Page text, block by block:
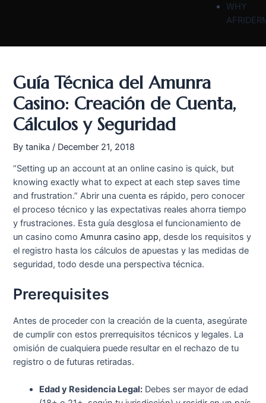
WHY
Guía Técnica del Amunra
Casino: Creación de Cuenta,
Cálculos y Seguridad
Bytanika / December 21, 2018
“Setting up an account at an online casino is quick, but
knowing exactly what to expect at each step saves time
and frustration.” Abrir una cuenta es rápido, pero conocer
el proceso técnico y las expectativas reales ahorra tiempo
y frustraciones. Esta guía desglosa el funcionamiento de
un casino comoAmunra casino app, desde los requisitos y
el registro hasta los cálculos de apuestas y las medidas de
seguridad, todo desde una perspectiva técnica.
Prerequisites
Antes de proceder con la creación de la cuenta, asegúrate
de cumplir con estos prerrequisitos técnicos y legales. La
omisión de cualquiera puede resultar en el rechazo de tu
registro o de futuras retiradas.
Edad y Residencia Legal: Debes ser mayor de edad